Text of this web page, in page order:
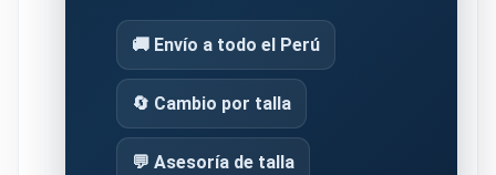
🚚 Envío a todo el Perú
🔄 Cambio por talla
💬 Asesoría de talla